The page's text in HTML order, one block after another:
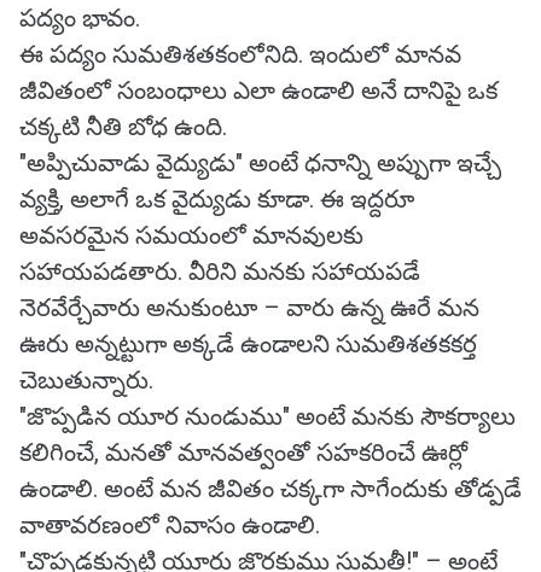
పద్యం భావం.
ఈ పద్యం సుమతిశతకంలోనిది. ఇందులో మానవ
జీవితంలో సంబంధాలు ఎలా ఉండాలి అనే దానిపై ఒక
చక్కటి నీతి బోధ ఉంది.
"అప్పిచువాడు వైద్యుడు" అంటే ధనాన్ని అప్పుగా ఇచ్చే
వ్యక్తి, అలాగే ఒక వైద్యుడు కూడా. ఈ ఇద్దరూ
అవసరమైన సమయంలో మానవులకు
సహాయపడతారు. వీరిని మనకు సహాయపడే
నెరవేర్చేవారు అనుకుంటూ – వారు ఉన్న ఊరే మన
ఊరు అన్నట్టుగా అక్కడే ఉండాలని సుమతిశతకకర్త
చెబుతున్నారు.
"జొప్పడిన యూర నుండుము" అంటే మనకు సౌకర్యాలు
కలిగించే, మనతో మానవత్వంతో సహకరించే ఊర్లో
ఉండాలి. అంటే మన జీవితం చక్కగా సాగేందుకు తోడ్పడే
వాతావరణంలో నివాసం ఉండాలి.
"చొప్పడకున్నట్టి యూరు జొరకుము సుమతీ!" – అంటే